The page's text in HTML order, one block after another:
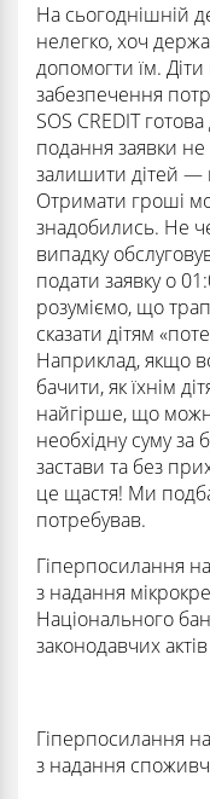
На сьогоднішній
нелегко, хоч
допомогти їм. Діти
забезпечення
SOS CREDIT
подання заявки
залишити дітей —
Отримати гроші
знадобились. Не
випадку
подати заявку о
розуміємо, що
сказати дітям
Наприклад, якщо
бачити, як їхнім
найгірше, що
необхідну суму
застави та без
це щастя! Ми
потребував.
Гіперпосилання
з надання
Національного
законодавчих
Гіперпосилання
з надання